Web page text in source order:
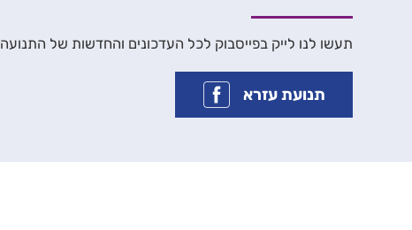
תעשו לנו לייק בפייסבוק לכל העדכונים והחדשות של התנועה
תנועת עזרא